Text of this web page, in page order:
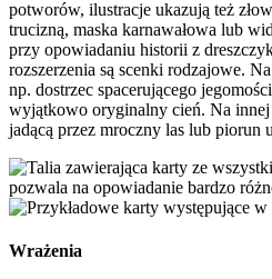
potworów, ilustracje ukazują też
trucizną, maska karnawałowa lub
przy opowiadaniu historii z
rozszerzenia są scenki rodzajowe.
np. dostrzec spacerującego
wyjątkowo oryginalny cień. Na
jadącą przez mroczny las lub piorun
Wrażenia